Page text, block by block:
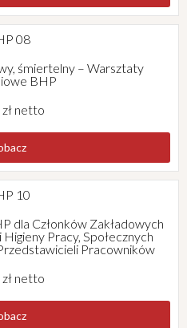
08
śmiertelny – Warsztaty
BHP
netto
10
dla Członków Zakładowych
Pracy, Społecznych
Pracowników
netto